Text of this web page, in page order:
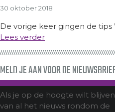
30 oktober 2018
De vorige keer gingen de tips
Lees verder
MELD JE AAN VOOR DE
Als je op de hoogte wilt blijven
van al het nieuws rondom de